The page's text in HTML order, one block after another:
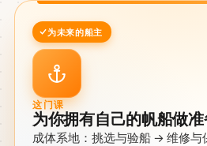
为未来的船主
这门课
为你拥有自己的帆船做
成体系地：挑选与验船 → 维修